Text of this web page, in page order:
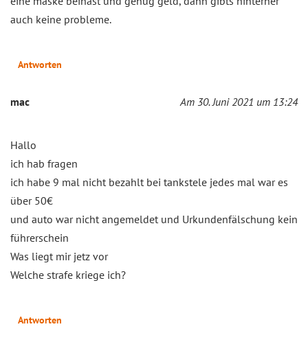
auch keine probleme.
Antworten
mac Am 30. Juni 2021 um 13:24
Hallo
ich hab fragen
ich habe 9 mal nicht bezahlt bei tankstele jedes mal war es
über 50€
und auto war nicht angemeldet und Urkundenfälschung kein
führerschein
Was liegt mir jetz vor
Welche strafe kriege ich?
Antworten